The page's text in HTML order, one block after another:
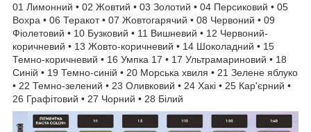
01 Лимонний • 02 Жовтий • 03 Золотий • 04 Персиковий • 05
Вохра • 06 Теракот • 07 Жовтогарячий • 08 Червоний • 09
Фіолетовий • 10 Бузковий • 11 Вишневий • 12 Червоний-
коричневий • 13 Жовто-коричневий • 14 Шоколадний • 15
Темно-коричневий • 16 Умпка 17 • 17 Ультрамариновий • 18
Синій • 19 Темно-синій • 20 Морська хвиля • 21 Зелене яблуко
• 22 Темно-зелений • 23 Оливковий • 24 Хакі • 25 Кар'єрний •
26 Графітовий • 27 Чорний • 28 Білий